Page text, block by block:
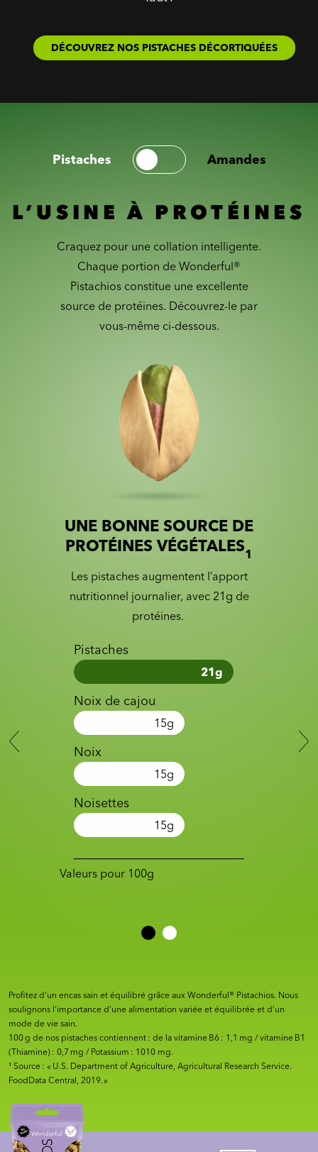
DÉCOUVREZ NOS PISTACHES DÉCORTIQUÉES
Pistaches Amandes
L’USINE À PROTÉINES
Craquez pour une collation intelligente.
Chaque portion de Wonderful®
Pistachios constitue une excellente
source de protéines. Découvrez-le par
vous-même ci-dessous.
Slider with nutrition information
Slide 1 of 2
UNE BONNE SOURCE DE
PROTÉINES VÉGÉTALES1
Les pistaches augmentent l’apport
nutritionnel journalier, avec 21g de
protéines.
Pistaches
21g
Noix de cajou
15g
Noix
15g
Noisettes
15g
Valeurs pour 100g
Profitez d’un encas sain et équilibré grâce aux Wonderful® Pistachios. Nous
soulignons l’importance d’une alimentation variée et équilibrée et d’un
mode de vie sain.
100 g de nos pistaches contiennent : de la vitamine B6 : 1,1 mg / vitamine B1
(Thiamine) : 0,7 mg / Potassium : 1010 mg.
¹ Source : « U.S. Department of Agriculture, Agricultural Research Service.
FoodData Central, 2019. »